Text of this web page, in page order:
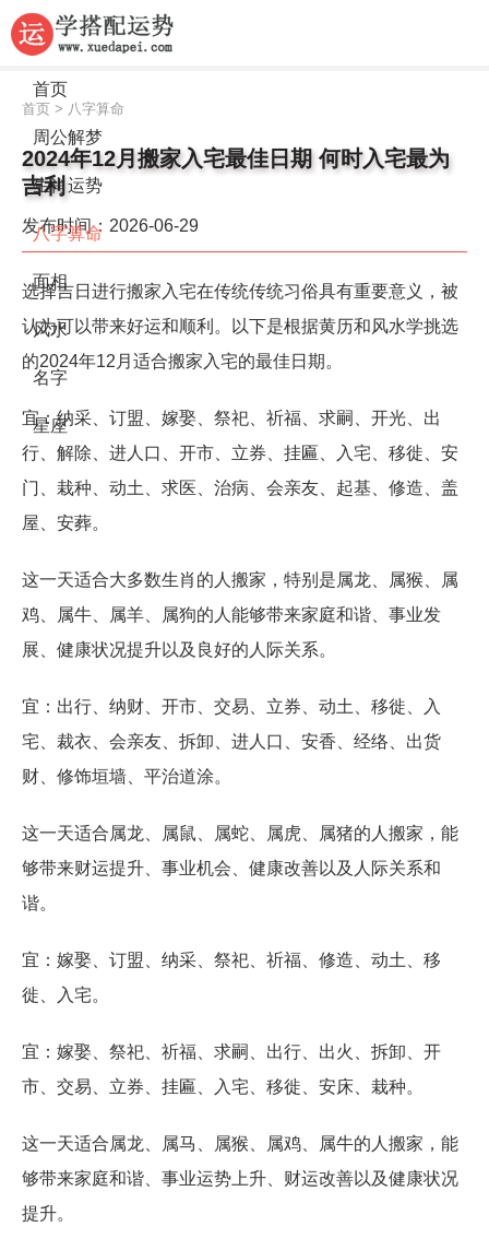
首页
周公解梦
生肖运势
八字算命
面相
风水
名字
星座
首页 > 八字算命
2024年12月搬家入宅最佳日期 何时入宅最为
吉利
发布时间：2026-06-29
选择吉日进行搬家入宅在传统传统习俗具有重要意义，被
认为可以带来好运和顺利。以下是根据黄历和风水学挑选
的2024年12月适合搬家入宅的最佳日期。
宜：纳采、订盟、嫁娶、祭祀、祈福、求嗣、开光、出
行、解除、进人口、开市、立券、挂匾、入宅、移徙、安
门、栽种、动土、求医、治病、会亲友、起基、修造、盖
屋、安葬。
这一天适合大多数生肖的人搬家，特别是属龙、属猴、属
鸡、属牛、属羊、属狗的人能够带来家庭和谐、事业发
展、健康状况提升以及良好的人际关系。
宜：出行、纳财、开市、交易、立券、动土、移徙、入
宅、裁衣、会亲友、拆卸、进人口、安香、经络、出货
财、修饰垣墙、平治道涂。
这一天适合属龙、属鼠、属蛇、属虎、属猪的人搬家，能
够带来财运提升、事业机会、健康改善以及人际关系和
谐。
宜：嫁娶、订盟、纳采、祭祀、祈福、修造、动土、移
徙、入宅。
宜：嫁娶、祭祀、祈福、求嗣、出行、出火、拆卸、开
市、交易、立券、挂匾、入宅、移徙、安床、栽种。
这一天适合属龙、属马、属猴、属鸡、属牛的人搬家，能
够带来家庭和谐、事业运势上升、财运改善以及健康状况
提升。